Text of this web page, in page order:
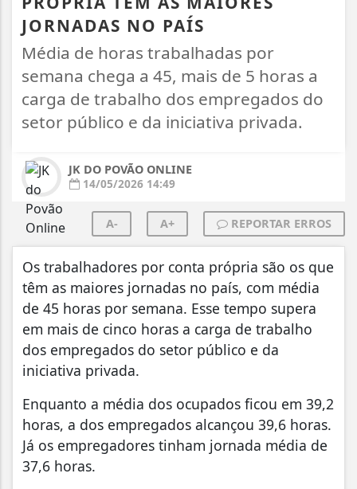
JORNADAS NO PAÍS
Média de horas trabalhadas por
semana chega a 45, mais de 5 horas a
carga de trabalho dos empregados do
setor público e da iniciativa privada.
JK DO POVÃO ONLINE
14/05/2026 14:49
A- A+ REPORTAR ERROS
Os trabalhadores por conta própria são os que
têm as maiores jornadas no país, com média
de 45 horas por semana. Esse tempo supera
em mais de cinco horas a carga de trabalho
dos empregados do setor público e da
iniciativa privada.
Enquanto a média dos ocupados ficou em 39,2
horas, a dos empregados alcançou 39,6 horas.
Já os empregadores tinham jornada média de
37,6 horas.